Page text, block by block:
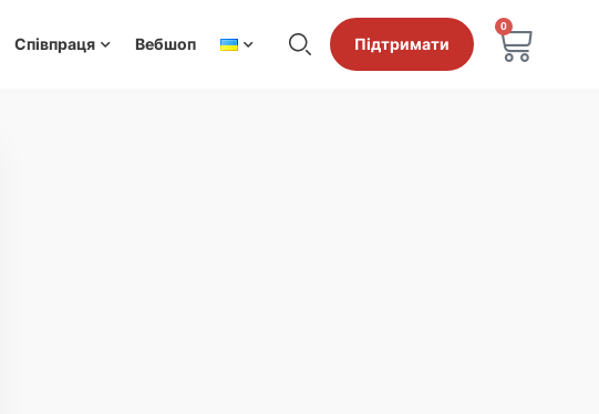
Співпраця Вебшоп Підтримати
0